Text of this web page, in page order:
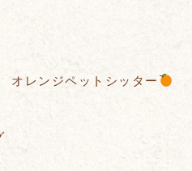
オレンジペットシッター